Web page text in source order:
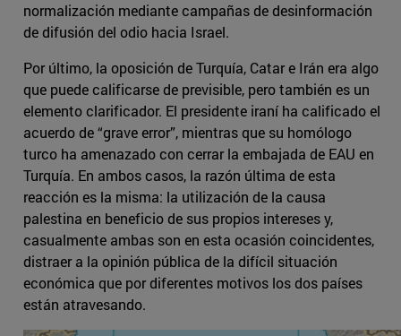
normalización mediante campañas de desinformación
de difusión del odio hacia Israel.
Por último, la oposición de Turquía, Catar e Irán era algo
que puede calificarse de previsible, pero también es un
elemento clarificador. El presidente iraní ha calificado el
acuerdo de “grave error”, mientras que su homólogo
turco ha amenazado con cerrar la embajada de EAU en
Turquía. En ambos casos, la razón última de esta
reacción es la misma: la utilización de la causa
palestina en beneficio de sus propios intereses y,
casualmente ambas son en esta ocasión coincidentes,
distraer a la opinión pública de la difícil situación
económica que por diferentes motivos los dos países
están atravesando.